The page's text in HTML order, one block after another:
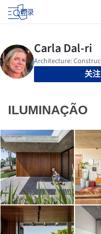
登录
关注
ILUMINAÇÃO